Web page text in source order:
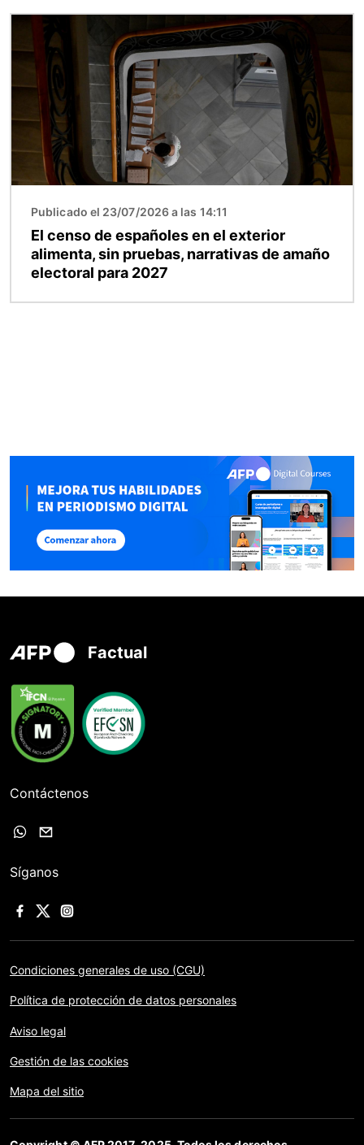
Imagen
Publicado el 23/07/2026 a las 14:11
El censo de españoles en el exterior
alimenta, sin pruebas, narrativas de amaño
electoral para 2027
Factual
Contáctenos
Síganos
Condiciones generales de uso (CGU)
Política de protección de datos personales
Aviso legal
Gestión de las cookies
Mapa del sitio